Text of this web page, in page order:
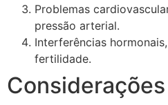
Problemas
pressão arterial.
Interferências
fertilidade.